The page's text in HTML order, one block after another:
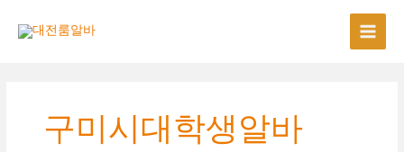
구미시대학생알바